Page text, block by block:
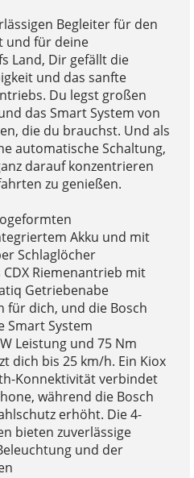
Begleiter für den
und für deine
Land, Dir gefällt die
und das sanfte
Du legst großen
das Smart System von
die du brauchst. Und als
automatische Schaltung,
darauf konzentrieren
zu genießen.
Akku und mit
Schlaglöcher
Riemenantrieb mit
Getriebenabe
für dich, und die Bosch
Smart System
Leistung und 75 Nm
dich bis 25 km/h. Ein Kiox
Konnektivität verbindet
während die Bosch
erhöht. Die 4-
bieten zuverlässige
und der